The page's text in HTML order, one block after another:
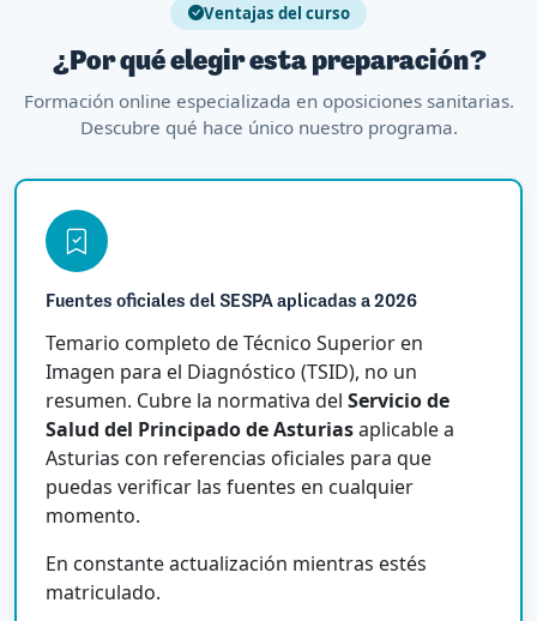
Ventajas del curso
¿Por qué elegir esta preparación?
Formación online especializada en oposiciones sanitarias.
Descubre qué hace único nuestro programa.
Fuentes oficiales del SESPA aplicadas a 2026
Temario completo de Técnico Superior en
Imagen para el Diagnóstico (TSID), no un
resumen. Cubre la normativa del Servicio de
Salud del Principado de Asturiasaplicable a
Asturias con referencias oficiales para que
puedas verificar las fuentes en cualquier
momento.
En constante actualización mientras estés
matriculado.